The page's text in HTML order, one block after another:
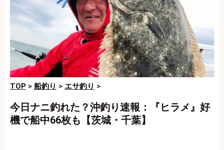
TOP > 船釣り > エサ釣り >
今日ナニ釣れた？沖釣り速報：『ヒラメ』好
機で船中66枚も【茨城・千葉】